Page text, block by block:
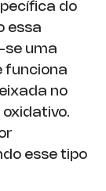
do
essa
uma
funciona
no
oxidativo.
esse tipo